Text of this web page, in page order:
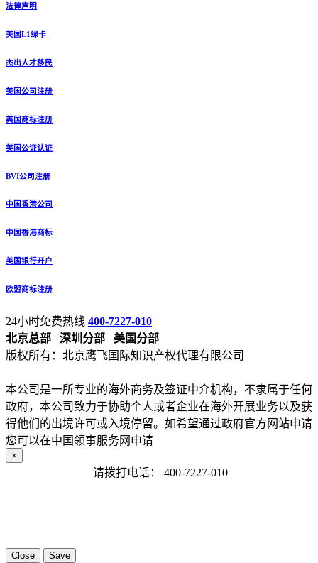
法律声明
美国L1绿卡
杰出人才移民
美国公司注册
美国商标注册
美国公证认证
BVI公司注册
中国香港公司
中国香港商标
美国银行开户
欧盟商标注册
24小时免费热线 400-7227-010
北京总部 深圳分部 美国分部
版权所有：北京鹰飞国际知识产权代理有限公司 |
本公司是一所专业的海外商务及签证中介机构，不隶属于任何
政府，本公司致力于协助个人或者企业在海外开展业务以及获
得他们的出境许可或入境停留。如希望通过政府官方网站申请
您可以在中国领事服务网申请
×
请拨打电话： 400-7227-010
Close Save